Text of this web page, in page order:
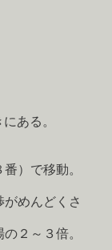
ある。
）で移動。
めんどくさ
２～３倍。